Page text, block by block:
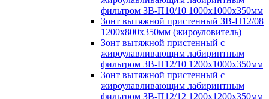
фильтром ЗВ-П10/10 1000х1000х350мм
Зонт вытяжной пристенный ЗВ-П12/08
1200х800х350мм (жироуловитель)
Зонт вытяжной пристенный с
жироулавливающим лабиринтным
фильтром ЗВ-П12/10 1200х1000х350мм
Зонт вытяжной пристенный с
жироулавливающим лабиринтным
фильтром ЗВ-П12/12 1200х1200х350мм